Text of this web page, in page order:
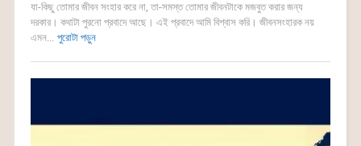
যা-কিছু তোমার জীবন সংহার করে না, তা-সমস্ত তোমার জীবনটাকে মজবুত করার জন্য
দরকার। কথাটা পুরনো প্রবাদে আছে। এই প্রবাদে আমি বিশ্বাস করি। জীবনসংহারক নয়
এমন... পুরোটা পড়ুন